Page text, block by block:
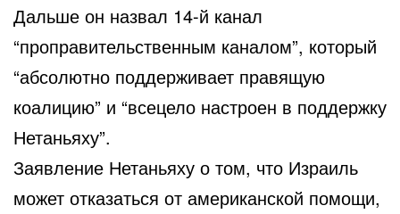
Дальше он назвал 14-й канал
“проправительственным каналом”, который
“абсолютно поддерживает правящую
коалицию” и “всецело настроен в поддержку
Нетаньяху”.
Заявление Нетаньяху о том, что Израиль
может отказаться от американской помощи,